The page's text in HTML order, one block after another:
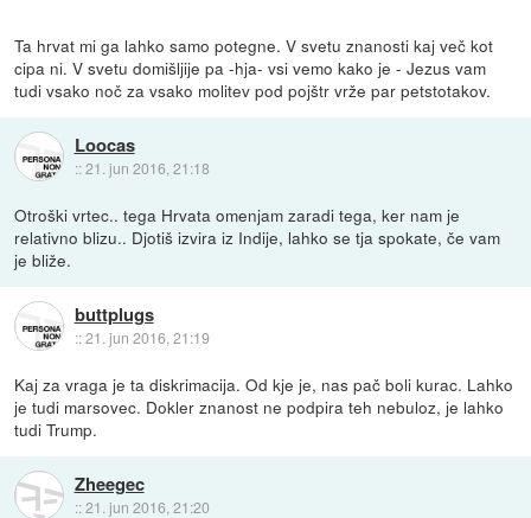
Ta hrvat mi ga lahko samo potegne. V svetu znanosti kaj več kot
cipa ni. V svetu domišljije pa -hja- vsi vemo kako je - Jezus vam
tudi vsako noč za vsako molitev pod pojštr vrže par petstotakov.
Loocas
::21. jun 2016, 21:18
Otroški vrtec.. tega Hrvata omenjam zaradi tega, ker nam je
relativno blizu.. Djotiš izvira iz Indije, lahko se tja spokate, če vam
je bliže.
buttplugs
::21. jun 2016, 21:19
Kaj za vraga je ta diskrimacija. Od kje je, nas pač boli kurac. Lahko
je tudi marsovec. Dokler znanost ne podpira teh nebuloz, je lahko
tudi Trump.
Zheegec
::21. jun 2016, 21:20